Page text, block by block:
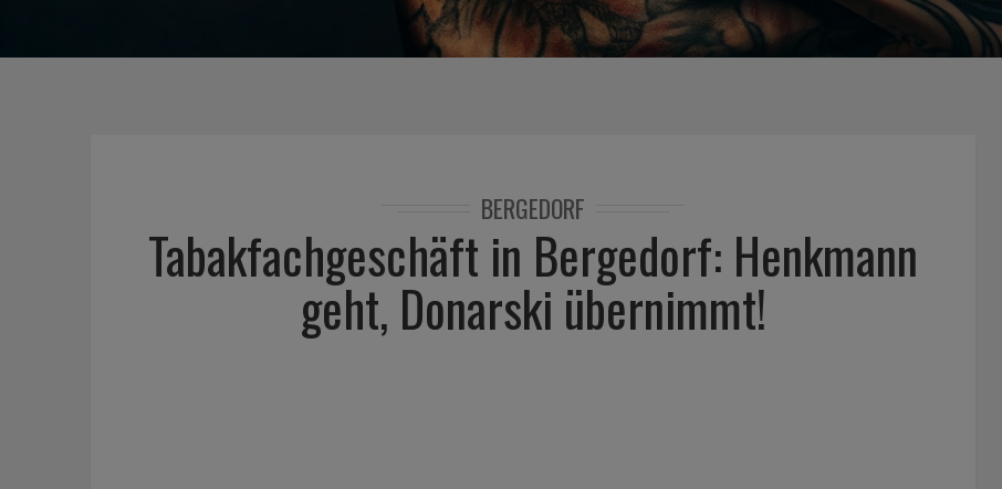
BERGEDORF
Tabakfachgeschäft in Bergedorf: Henkmann
geht, Donarski übernimmt!